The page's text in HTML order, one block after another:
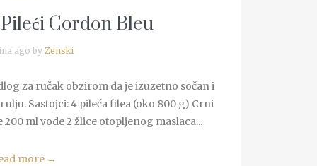
Cordon Bleu
ago byZenski
za ručak obzirom da je izuzetno sočan i
ulju. Sastojci: 4 pileća filea (oko 800 g) Crni
ml vode 2 žlice otopljenog maslaca...
more →